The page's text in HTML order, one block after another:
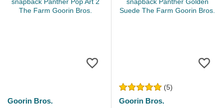
Goorin Bros.
(5)
Goorin Bros.